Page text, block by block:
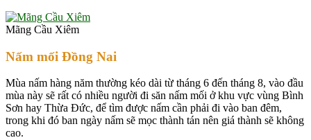
Mãng Cầu Xiêm
Nấm mối Đồng Nai
Mùa nấm hàng năm thường kéo dài từ tháng 6 đến tháng 8, vào đầu
mùa này sẽ rất có nhiều người đi săn nấm mối ở khu vực vùng Bình
Sơn hay Thừa Đức, để tìm được nấm cần phải đi vào ban đêm,
trong khi đó ban ngày nấm sẽ mọc thành tán nên giá thành sẽ không
cao.